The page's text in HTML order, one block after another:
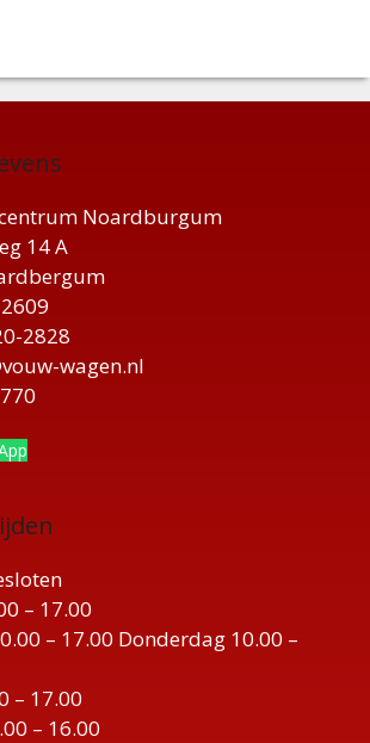
Noardburgum
14 A
2828
wagen.nl
– 17.00
– 17.00 Donderdag 10.00 –
– 17.00
– 16.00